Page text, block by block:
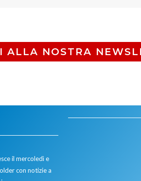
ALLA NOSTRA
il mercoledì e
con notizie a